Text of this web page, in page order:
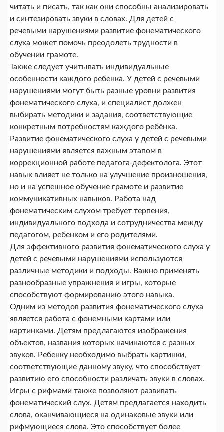
читать и писать, так как они способны анализировать
и синтезировать звуки в словах. Для детей с
речевыми нарушениями развитие фонематического
слуха может помочь преодолеть трудности в
обучении грамоте.
Также следует учитывать индивидуальные
особенности каждого ребенка. У детей с речевыми
нарушениями могут быть разные уровни развития
фонематического слуха, и специалист должен
выбирать методики и задания, соответствующие
конкретным потребностям каждого ребёнка.
Развитие фонематического слуха у детей с речевыми
нарушениями является важным этапом в
коррекционной работе педагога-дефектолога. Этот
навык влияет не только на улучшение произношения,
но и на успешное обучение грамоте и развитие
коммуникативных навыков. Работа над
фонематическим слухом требует терпения,
индивидуального подхода и сотрудничества между
педагогом, ребенком и его родителями.
Для эффективного развития фонематического слуха у
детей с речевыми нарушениями используются
различные методики и подходы. Важно применять
разнообразные упражнения и игры, которые
способствуют формированию этого навыка.
Одним из методов развития фонематического слуха
является работа с фонемными картами или
картинками. Детям предлагаются изображения
объектов, названия которых начинаются с разных
звуков. Ребенку необходимо выбрать картинки,
соответствующие данному звуку, что способствует
развитию его способности различать звуки в словах.
Игры с рифмами также позволяют развивать
фонематический слух. Детям предлагается находить
слова, оканчивающиеся на одинаковые звуки или
рифмующиеся слова. Это способствует более